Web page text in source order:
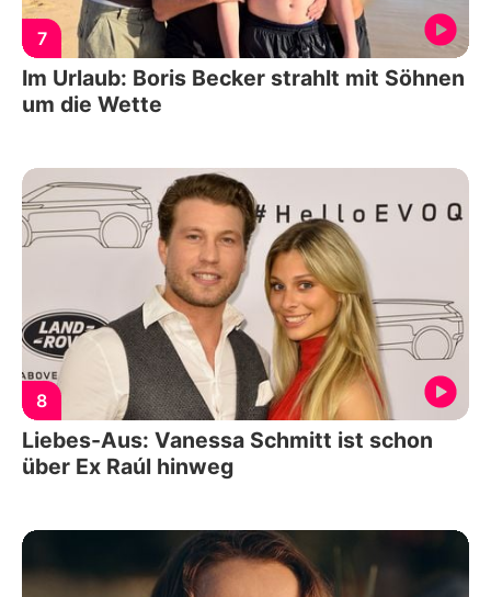
7
Im Urlaub: Boris Becker strahlt mit Söhnen
um die Wette
8
Liebes-Aus: Vanessa Schmitt ist schon
über Ex Raúl hinweg